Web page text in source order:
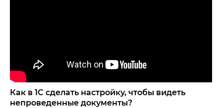
Как в 1С сделать настройку, чтобы видеть
непроведенные документы?